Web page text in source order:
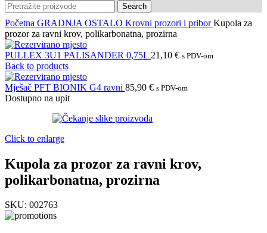
Search
Početna GRADNJA OSTALO Krovni prozori i priborKupola za
prozor za ravni krov, polikarbonatna, prozirna
PULLEX 3U1 PALISANDER 0,75L 21,10 € s PDV-om
Back to products
Mješač PFT BIONIK G4 ravni 85,90 € s PDV-om
Dostupno na upit
Click to enlarge
Kupola za prozor za ravni krov,
polikarbonatna, prozirna
SKU: 002763